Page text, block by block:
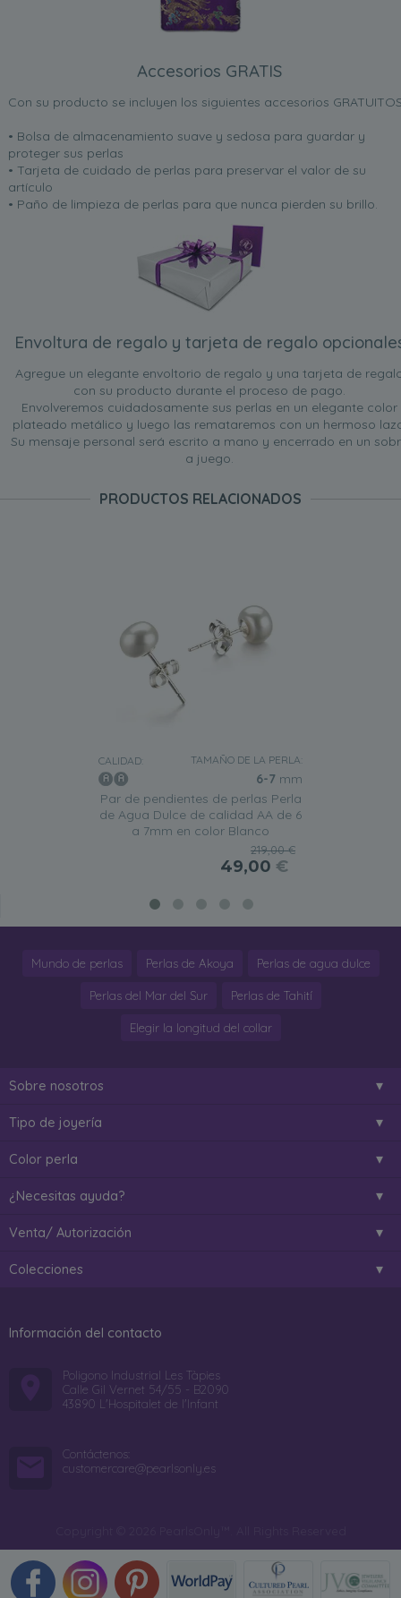
Accesorios GRATIS
Con su producto se incluyen los siguientes accesorios
• Bolsa de almacenamiento suave y sedosa para guardar y
proteger sus perlas
• Tarjeta de cuidado de perlas para preservar el valor de su
artículo
• Paño de limpieza de perlas para que nunca pierden su brillo.
Envoltura de regalo y tarjeta de regalo
Agregue un elegante envoltorio de regalo y una tarjeta de
con su producto durante el proceso de pago.
Envolveremos cuidadosamente sus perlas en un elegante color
plateado metálico y luego las remataremos con un hermoso
Su mensaje personal será escrito a mano y encerrado en un
a juego.
PRODUCTOS RELACIONADOS
CALIDAD: TAMAÑO DE LA PERLA:
6-7 mm
Par de pendientes de perlas Perla
de Agua Dulce de calidad AA de 6
a 7mm en color Blanco
219,00 €
49,00 €
Mundo de perlas Perlas de Akoya Perlas de agua dulce
Perlas del Mar del Sur Perlas de Tahití
Elegir la longitud del collar
Sobre nosotros
Tipo de joyería
Color perla
¿Necesitas ayuda?
Venta/ Autorización
Colecciones
Información del contacto
Poligono Industrial Les Tàpies
Calle Gil Vernet 54/55 - B2090
43890 L'Hospitalet de l'Infant
Contáctenos:
customercare@pearlsonly.es